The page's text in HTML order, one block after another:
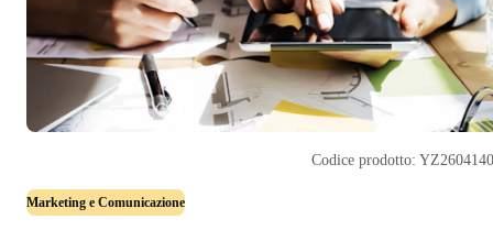
Marketing e Comunicazione
Codice prodotto: